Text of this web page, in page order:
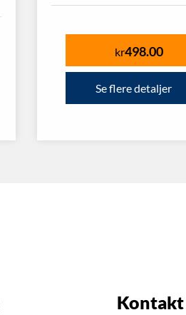
kr498.00
Se flere detaljer
Kontakt